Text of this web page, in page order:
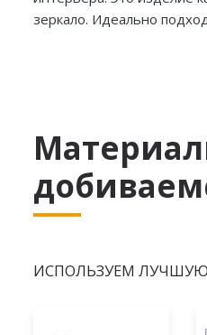
зеркало. Идеально
ИСПОЛЬЗУЕМ